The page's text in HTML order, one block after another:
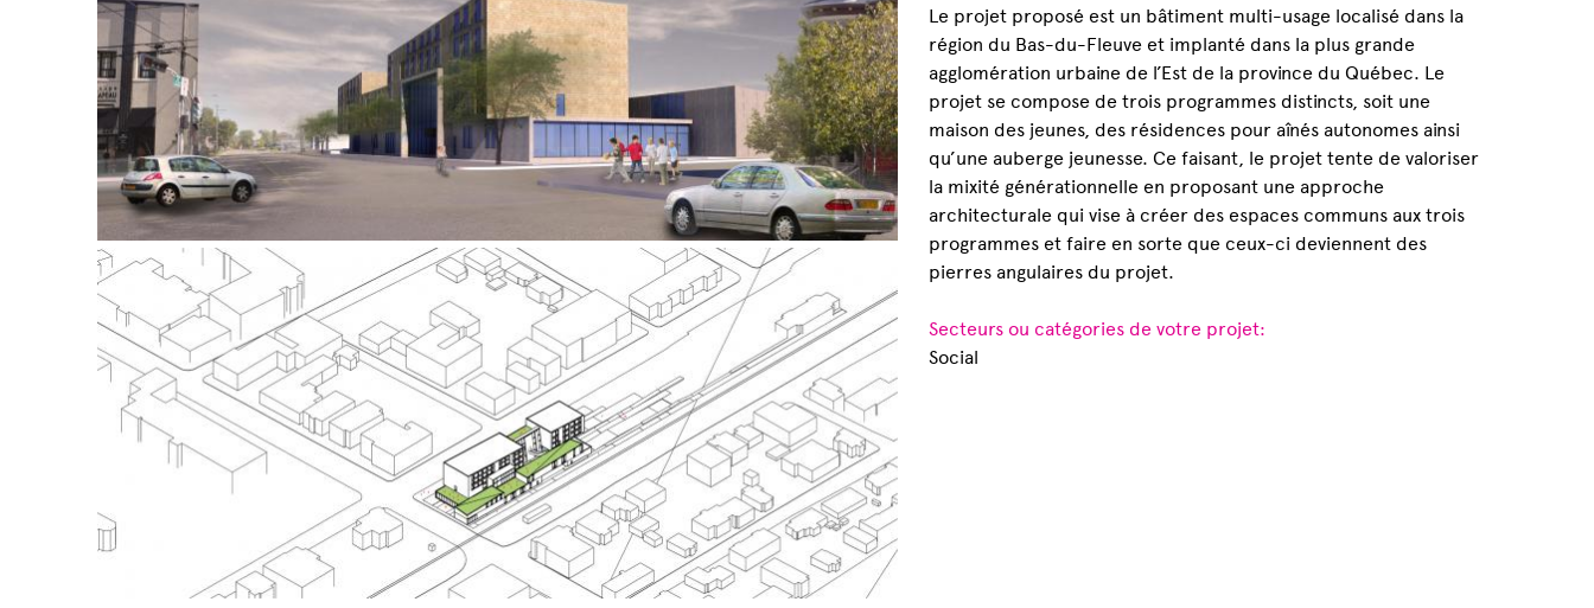
Le projet proposé est un bâtiment multi-usage localisé dans la
région du Bas-du-Fleuve et implanté dans la plus grande
agglomération urbaine de l’Est de la province du Québec. Le
projet se compose de trois programmes distincts, soit une
maison des jeunes, des résidences pour aînés autonomes ainsi
qu’une auberge jeunesse. Ce faisant, le projet tente de valoriser
la mixité générationnelle en proposant une approche
architecturale qui vise à créer des espaces communs aux trois
programmes et faire en sorte que ceux-ci deviennent des
pierres angulaires du projet.
Secteurs ou catégories de votre projet:
Social